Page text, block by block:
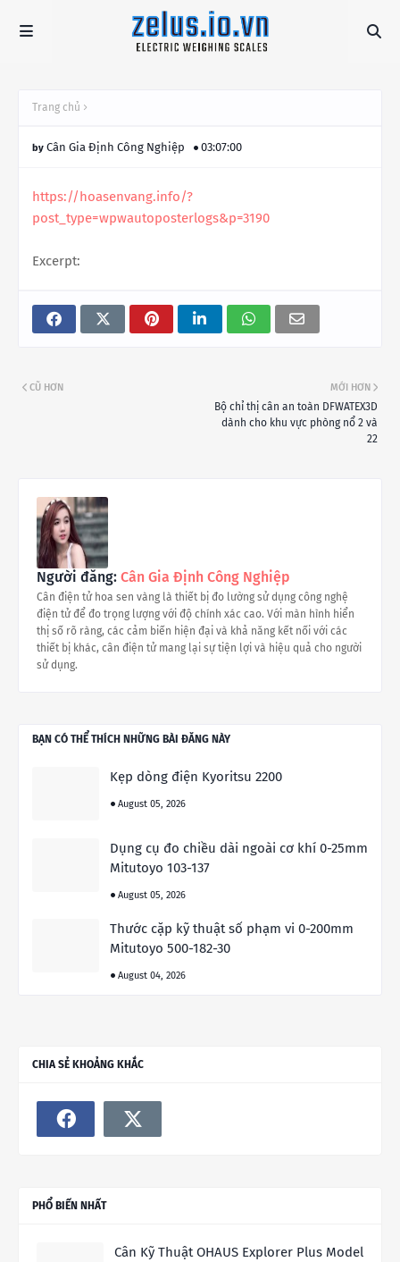
Trang chủ
Cân Gia Định Công Nghiệp 03:07:00
https://hoasenvang.info/?
post_type=wpwautoposterlogs&p=3190
Excerpt:
MỚI HƠN
Bộ chỉ thị cân an toàn DFWATEX3D
dành cho khu vực phòng nổ 2 và
22
CŨ HƠN
Người đăng: Cân Gia Định Công Nghiệp
Cân điện tử hoa sen vàng là thiết bị đo lường sử dụng công nghệ
điện tử để đo trọng lượng với độ chính xác cao. Với màn hình hiển
thị số rõ ràng, các cảm biến hiện đại và khả năng kết nối với các
thiết bị khác, cân điện tử mang lại sự tiện lợi và hiệu quả cho người
sử dụng.
BẠN CÓ THỂ THÍCH NHỮNG BÀI ĐĂNG NÀY
Kẹp dòng điện Kyoritsu 2200
August 05, 2026
Dụng cụ đo chiều dài ngoài cơ khí 0-25mm
Mitutoyo 103-137
August 05, 2026
Thước cặp kỹ thuật số phạm vi 0-200mm
Mitutoyo 500-182-30
August 04, 2026
CHIA SẺ KHOẢNG KHẮC
PHỔ BIẾN NHẤT
Cân Kỹ Thuật OHAUS Explorer Plus Model